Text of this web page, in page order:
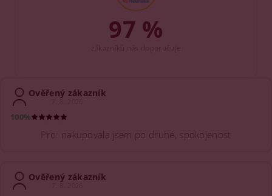
97 %
Ověřený zákazník
100%
Pro: nakupovala jsem po druhé, spokojenost
Ověřený zákazník